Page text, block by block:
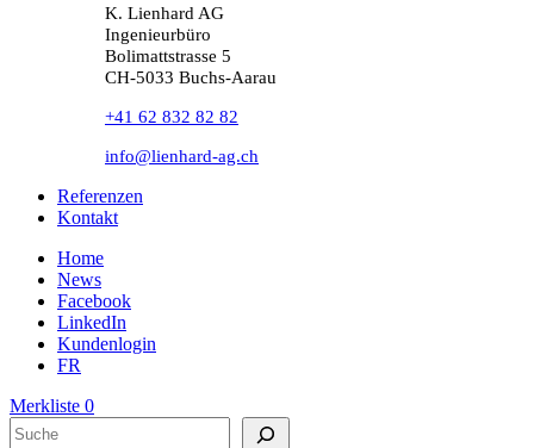
K. Lienhard AG
Ingenieurbüro
Bolimattstrasse 5
CH-5033 Buchs-Aarau
+41 62 832 82 82
info@lienhard-ag.ch
Referenzen
Kontakt
Home
News
Facebook
LinkedIn
Kundenlogin
FR
Merkliste 0
Suchen